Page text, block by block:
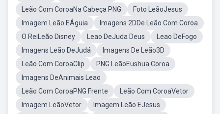
Leão Com CoroaNa Cabeça PNG
Foto LeãoJesus
Imagem Leão EÁguia
Imagens 2DDe Leão Com Coroa
O ReiLeão Disney
Leao DeJuda Deus
Leao DeFogo
Imagens Leão DeJudá
Imagens De Leão3D
Leão Com CoroaClip
PNG LeãoEushua Coroa
Imagens DeAnimais Leao
Leão Com CoroaPNG Frente
Leão Com CoroaVetor
Imagem LeãoVetor
Imagem Leão EJesus